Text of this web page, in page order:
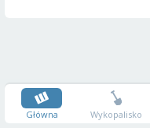
Główna Wykopalisko